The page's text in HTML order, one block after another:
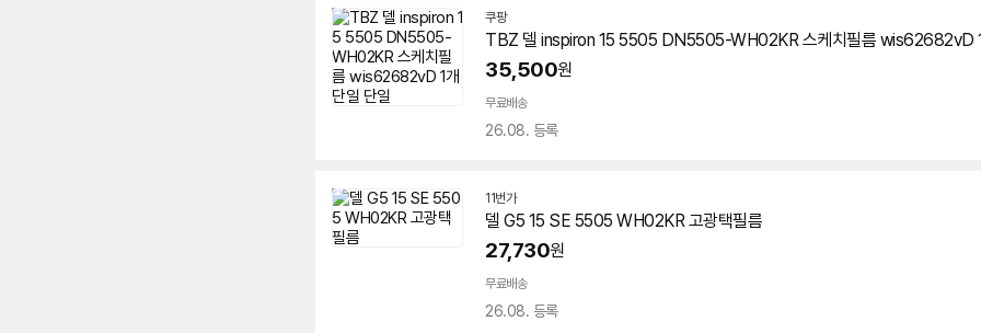
쿠팡
TBZ 델 inspiron 15 5505 DN5505-WH02KR 스케치필름 wis62682vD
35,500원
무료배송
26.08. 등록
11번가
델 G5 15 SE 5505 WH02KR 고광택필름
27,730원
무료배송
26.08. 등록